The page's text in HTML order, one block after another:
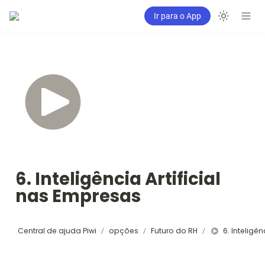
Ir para o App
6. Inteligência Artificial
nas Empresas
Central de ajuda Piwi / opções / Futuro do RH /